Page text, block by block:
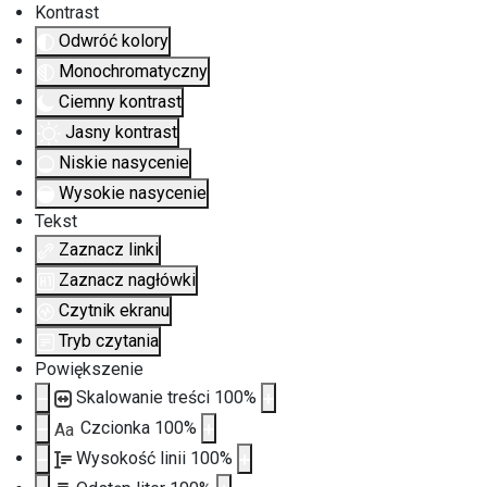
Kontrast
Odwróć kolory
Monochromatyczny
Ciemny kontrast
Jasny kontrast
Niskie nasycenie
Wysokie nasycenie
Tekst
Zaznacz linki
Zaznacz nagłówki
Czytnik ekranu
Tryb czytania
Powiększenie
Skalowanie treści 100%
Aa Czcionka 100%
Wysokość linii 100%